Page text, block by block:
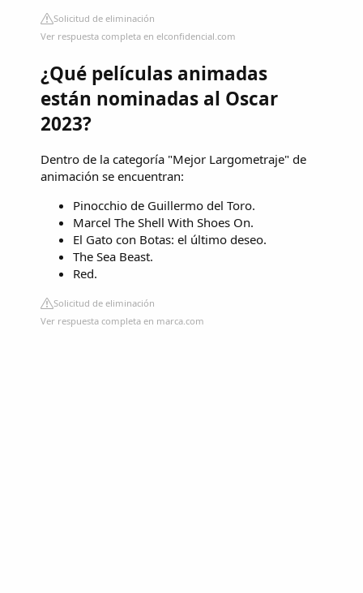
Solicitud de eliminación
Ver respuesta completa en elconfidencial.com
¿Qué películas animadas
están nominadas al Oscar
2023?
Dentro de la categoría "Mejor Largometraje" de
animación se encuentran:
Pinocchio de Guillermo del Toro.
Marcel The Shell With Shoes On.
El Gato con Botas: el último deseo.
The Sea Beast.
Red.
Solicitud de eliminación
Ver respuesta completa en marca.com